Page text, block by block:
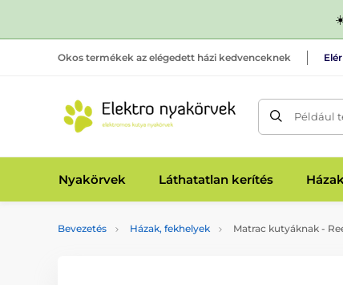
Okos termékek az elégedett házi kedvenceknek
Például
Nyakörvek Láthatatlan kerítés
Bevezetés Házak, fekhelyek Matrac kutyáknak -